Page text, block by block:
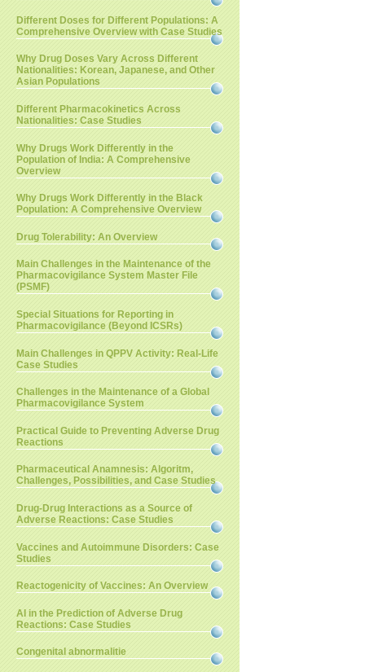
Different Doses for Different Populations: A
Comprehensive Overview with Case Studies
Why Drug Doses Vary Across Different
Nationalities: Korean, Japanese, and Other
Asian Populations
Different Pharmacokinetics Across
Nationalities: Case Studies
Why Drugs Work Differently in the
Population of India: A Comprehensive
Overview
Why Drugs Work Differently in the Black
Population: A Comprehensive Overview
Drug Tolerability: An Overview
Main Challenges in the Maintenance of the
Pharmacovigilance System Master File
(PSMF)
Special Situations for Reporting in
Pharmacovigilance (Beyond ICSRs)
Main Challenges in QPPV Activity: Real-Life
Case Studies
Challenges in the Maintenance of a Global
Pharmacovigilance System
Practical Guide to Preventing Adverse Drug
Reactions
Pharmaceutical Anamnesis: Algoritm,
Challenges, Possibilities, and Case Studies
Drug-Drug Interactions as a Source of
Adverse Reactions: Case Studies
Vaccines and Autoimmune Disorders: Case
Studies
Reactogenicity of Vaccines: An Overview
AI in the Prediction of Adverse Drug
Reactions: Case Studies
Congenital abnormalitie